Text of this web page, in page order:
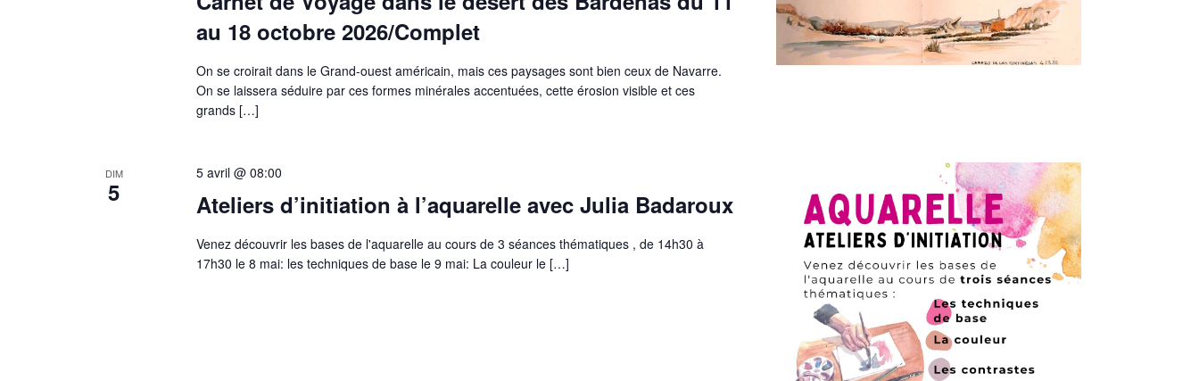
au 18 octobre 2026/Complet
On se croirait dans le Grand-ouest américain, mais ces paysages sont bien ceux de Navarre.
On se laissera séduire par ces formes minérales accentuées, cette érosion visible et ces
grands […]
DIM
5 Ateliers d’initiation à l’aquarelle avec Julia Badaroux
5 avril @ 08:00
Venez découvrir les bases de l'aquarelle au cours de 3 séances thématiques , de 14h30 à
17h30 le 8 mai: les techniques de base le 9 mai: La couleur le […]